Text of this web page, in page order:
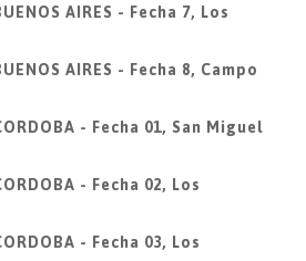
AIRES - Fecha 7, Los
AIRES - Fecha 8, Campo
- Fecha 01, San Miguel
- Fecha 02, Los
- Fecha 03, Los